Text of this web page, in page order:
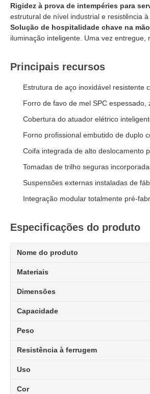
Rigidez à prova de intempéries para
estrutural de nível industrial e resistência
Solução de hospitalidade chave na
iluminação inteligente. Uma vez
Principais recursos
Estrutura de aço inoxidável resistente
Forro de favo de mel SPC
Cobertura do atuador elétrico
Forno profissional embutido de duplo
Coifa integrada de alto deslocamento
Tomadas de trilho seguras
Suspensões externas instaladas de
Integração modular totalmente pré-
Especificações do produto
Nome do produto
Materiais
Dimensões
Capacidade
Peso
Resistência à ferrugem
Uso
Cor